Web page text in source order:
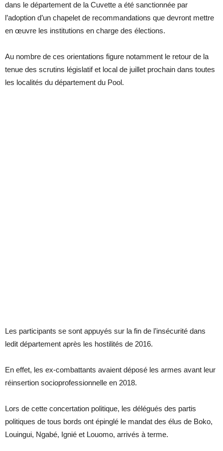
dans le département de la Cuvette a été sanctionnée par
l’adoption d’un chapelet de recommandations que devront mettre
en œuvre les institutions en charge des élections.
Au nombre de ces orientations figure notamment le retour de la
tenue des scrutins législatif et local de juillet prochain dans toutes
les localités du département du Pool.
Les participants se sont appuyés sur la fin de l’insécurité dans
ledit département après les hostilités de 2016.
En effet, les ex-combattants avaient déposé les armes avant leur
réinsertion socioprofessionnelle en 2018.
Lors de cette concertation politique, les délégués des partis
politiques de tous bords ont épinglé le mandat des élus de Boko,
Louingui, Ngabé, Ignié et Louomo, arrivés à terme.